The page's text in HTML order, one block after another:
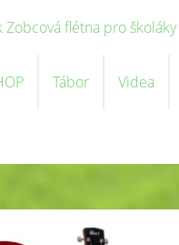
Zobcová flétna pro školáky
Tábor Videa